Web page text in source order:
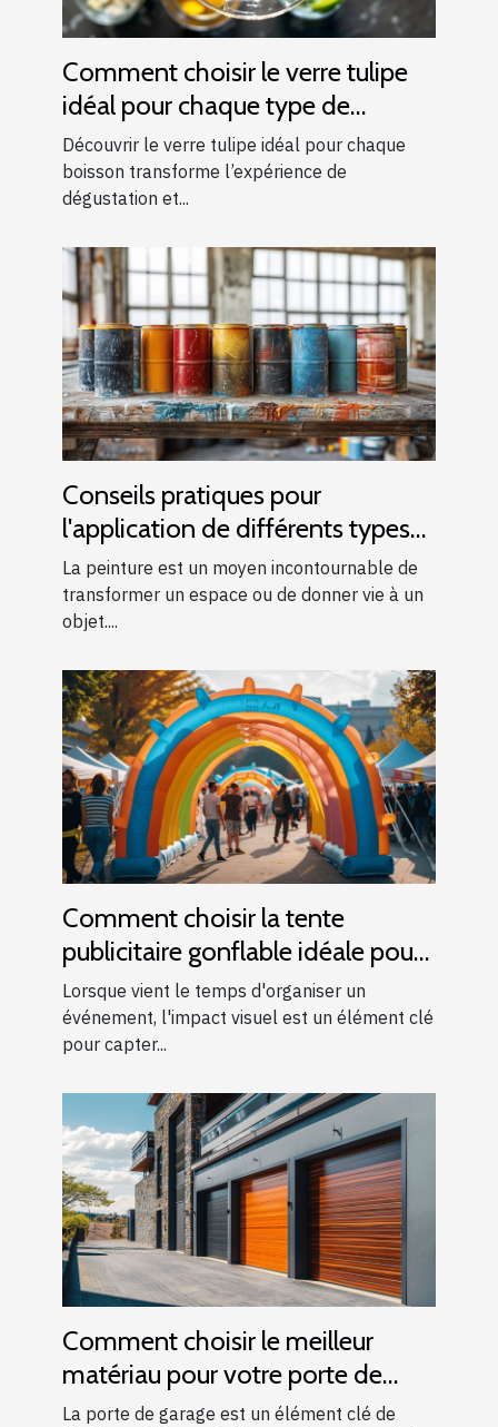
Comment choisir le verre tulipe
idéal pour chaque type de
boisson ?
Découvrir le verre tulipe idéal pour chaque
boisson transforme l’expérience de
dégustation et...
Conseils pratiques pour
l'application de différents types
de peintures
La peinture est un moyen incontournable de
transformer un espace ou de donner vie à un
objet....
Comment choisir la tente
publicitaire gonflable idéale pour
vos événements
Lorsque vient le temps d'organiser un
événement, l'impact visuel est un élément clé
pour capter...
Comment choisir le meilleur
matériau pour votre porte de
garage
La porte de garage est un élément clé de